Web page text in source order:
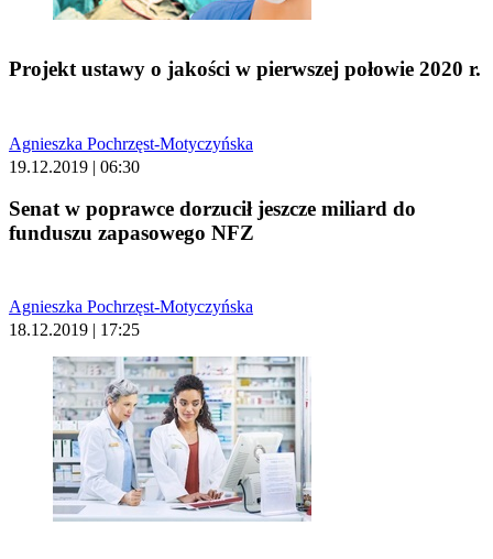
Projekt ustawy o jakości w pierwszej połowie 2020 r.
Agnieszka Pochrzęst-Motyczyńska
19.12.2019 | 06:30
Senat w poprawce dorzucił jeszcze miliard do
funduszu zapasowego NFZ
Agnieszka Pochrzęst-Motyczyńska
18.12.2019 | 17:25